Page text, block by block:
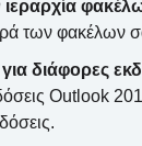
ιεραρχία
των φακέλων
διάφορες
Outlook